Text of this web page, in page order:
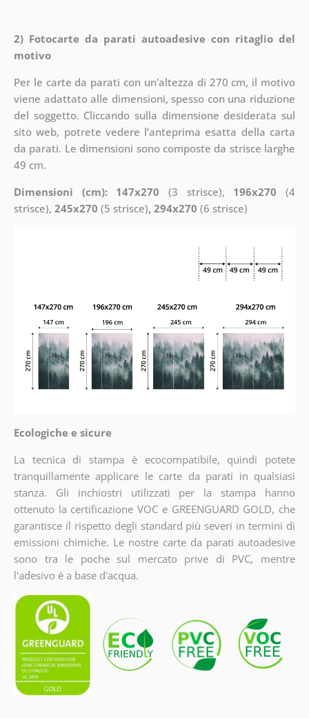
2) Fotocarte da parati autoadesive con ritaglio del
motivo
Per le carte da parati con un'altezza di 270 cm, il motivo
viene adattato alle dimensioni, spesso con una riduzione
del soggetto. Cliccando sulla dimensione desiderata sul
sito web, potrete vedere l’anteprima esatta della carta
da parati. Le dimensioni sono composte da strisce larghe
49 cm.
Dimensioni (cm): 147x270 (3 strisce), 196x270 (4
strisce), 245x270 (5 strisce), 294x270 (6 strisce)
Ecologiche e sicure
La tecnica di stampa è ecocompatibile, quindi potete
tranquillamente applicare le carte da parati in qualsiasi
stanza. Gli inchiostri utilizzati per la stampa hanno
ottenuto la certificazione VOC e GREENGUARD GOLD, che
garantisce il rispetto degli standard più severi in termini di
emissioni chimiche. Le nostre carte da parati autoadesive
sono tra le poche sul mercato prive di PVC, mentre
l'adesivo è a base d'acqua.